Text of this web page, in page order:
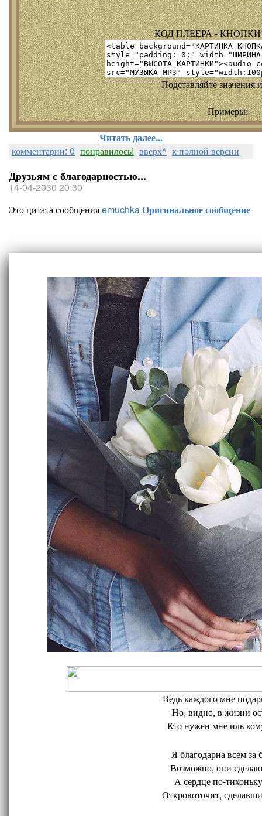
КОД ПЛЕЕРА - КНОПКИ
Подставляйте значения
Примеры:
Читать далее...
комментарии: 0 понравилось! вверх^ к полной версии
Друзьям с благодарностью...
14-04-2030 20:30
Это цитата сообщенияemuchkaОригинальное сообщение
Ведь каждого мне
Но, видно, в жизни
Кто нужен мне иль
Я благодарна всем за
Возможно, они
А сердце по-
Откровоточит,